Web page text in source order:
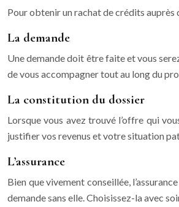
Pour obtenir un rachat de crédits auprès
La demande
Une demande doit être faite et vous
de vous accompagner tout au long du
La constitution du dossier
Lorsque vous avez trouvé l’offre qui
justifier vos revenus et votre situation
L’assurance
Bien que vivement conseillée,
demande sans elle. Choisissez-la avec